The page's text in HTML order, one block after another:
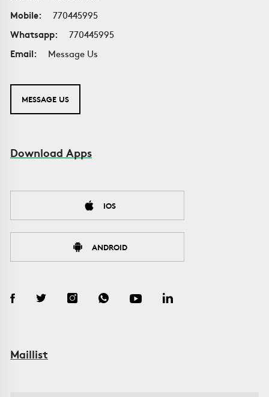
Mobile:
770445995
Whatsapp:
770445995
Email:
Message Us
MESSAGE US
Download Apps
IOS
ANDROID
Maillist